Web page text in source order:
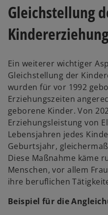
Gleichstellung
Ein weiterer wichtiger
Gleichstellung der
wurden für vor 1992
Erziehungszeiten
geborene Kinder. Von
Erziehungsleistung von
Lebensjahren jedes
Geburtsjahr,
Diese Maßnahme käme
Menschen, vor allem
ihre beruflichen
Beispiel für die